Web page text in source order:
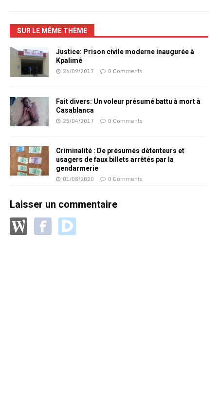
SUR LE MÊME THÈME
Justice: Prison civile moderne inaugurée à
Kpalimé
26/09/2017 0 Comments
Fait divers: Un voleur présumé battu à mort à
Casablanca
25/04/2017 0 Comments
Criminalité : De présumés détenteurs et
usagers de faux billets arrêtés par la
gendarmerie
01/08/2020 0 Comments
Laisser un commentaire